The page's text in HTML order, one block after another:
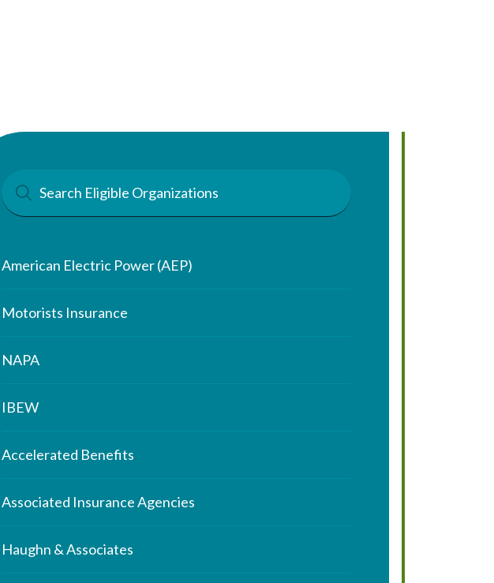
American Electric Power (AEP)
Motorists Insurance
NAPA
IBEW
Accelerated Benefits
Associated Insurance Agencies
Haughn & Associates